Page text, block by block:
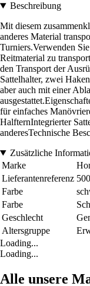
Beschreibung
Mit diesem
anderes Material
Turniers.Verwenden
Reitmaterial zu
den Transport der
Sattelhalter, zwei
aber auch mit einer
für einfaches
HalfternIntegrierter
anderesTechnische
Zusätzliche
Marke
Lieferantenreferenz
Farbe
Farbe
Geschlecht
Altersgruppe
Loading...
Loading...
Alle unsere